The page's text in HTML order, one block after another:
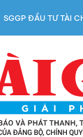
SGGP ĐẦU TƯ TÀI